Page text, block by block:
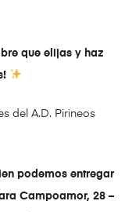
que elijas y haz
del A.D. Pirineos
podemos entregar
Campoamor, 28 –